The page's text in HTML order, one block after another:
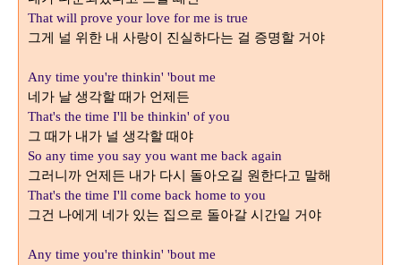
That will prove your love for me is true
그게 널 위한 내 사랑이 진실하다는 걸 증명할 거야
Any time you're thinkin' 'bout me
네가 날 생각할 때가 언제든
That's the time I'll be thinkin' of you
그 때가 내가 널 생각할 때야
So any time you say you want me back again
그러니까 언제든 내가 다시 돌아오길 원한다고 말해
That's the time I'll come back home to you
그건 나에게 네가 있는 집으로 돌아갈 시간일 거야
Any time you're thinkin' 'bout me